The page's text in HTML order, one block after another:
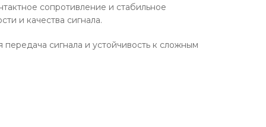
сопротивление и стабильное
и качества сигнала.
сигнала и устойчивость к сложным